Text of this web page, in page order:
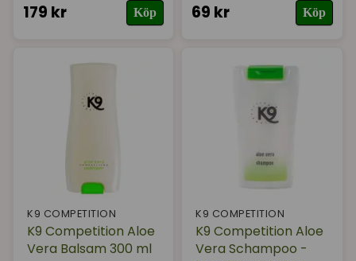
179 kr Köp 69 kr Köp
K9 COMPETITION
K9 Competition Aloe
Vera Balsam 300 ml
K9 COMPETITION
K9 Competition Aloe
Vera Schampoo -